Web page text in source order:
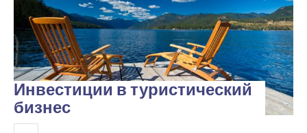
Инвестиции в туристический
бизнес